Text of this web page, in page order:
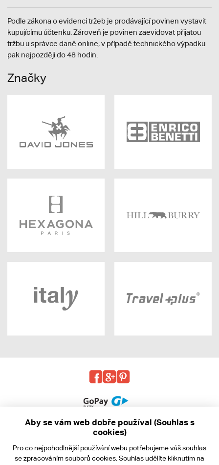
Podle zákona o evidenci tržeb je prodávající povinen vystavit
kupujícímu účtenku. Zároveň je povinen zaevidovat přijatou
tržbu u správce daně online; v případě technického výpadku
pak nejpozději do 48 hodin.
Značky
Obchodní podmínky
Aby se vám web dobře používal (Souhlas s
cookies)
Pro co nejpohodlnější používání webu potřebujeme vášsouhlas
se zpracováním souborů cookies. Souhlas udělíte kliknutím na